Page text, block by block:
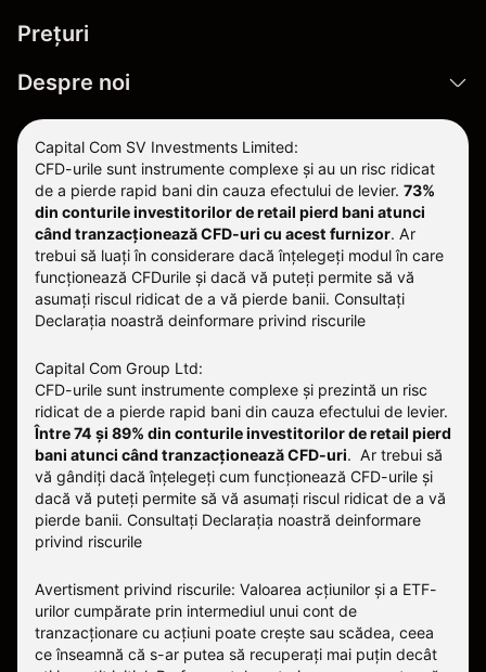
Prețuri
Despre noi
Capital Com SV Investments Limited:
CFD-urile sunt instrumente complexe și au un risc ridicat
de a pierde rapid bani din cauza efectului de levier. 73%
din conturile investitorilor de retail pierd bani atunci
când tranzacționează CFD-uri cu acest furnizor. Ar
trebui să luați în considerare dacă înțelegeți modul în care
funcționează CFDurile și dacă vă puteți permite să vă
asumați riscul ridicat de a vă pierde banii. Consultați
Declarația noastră deinformare privind riscurile
Capital Com Group Ltd:
CFD-urile sunt instrumente complexe și prezintă un risc
ridicat de a pierde rapid bani din cauza efectului de levier.
Între 74 și 89% din conturile investitorilor de retail pierd
bani atunci când tranzacționează CFD-uri. Ar trebui să
vă gândiți dacă înțelegeți cum funcționează CFD-urile și
dacă vă puteți permite să vă asumați riscul ridicat de a vă
pierde banii. Consultați Declarația noastră deinformare
privind riscurile
Avertisment privind riscurile: Valoarea acțiunilor și a ETF-
urilor cumpărate prin intermediul unui cont de
tranzacționare cu acțiuni poate crește sau scădea, ceea
ce înseamnă că s-ar putea să recuperați mai puțin decât